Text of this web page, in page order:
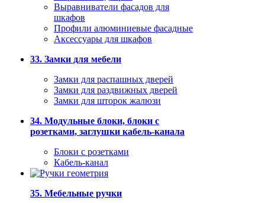
Выравниватели фасадов для
шкафов
Профили алюминиевые фасадные
Аксессуары для шкафов
33. Замки для мебели
Замки для распашных дверей
Замки для раздвижных дверей
Замки для шторок жалюзи
34. Модульные блоки, блоки с
розетками, заглушки кабель-канала
Блоки с розетками
Кабель-канал
35. Мебельные ручки